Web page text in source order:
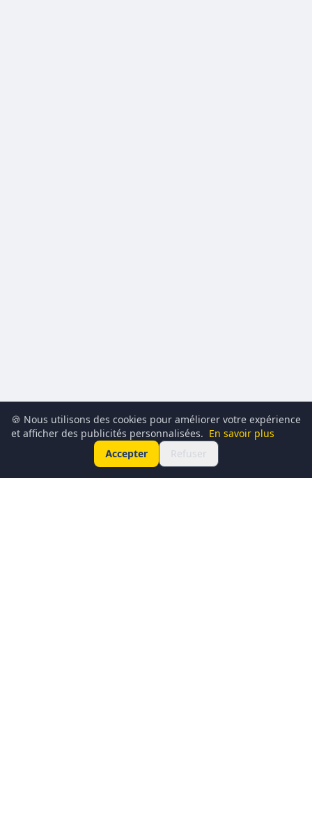
🍪 Nous utilisons des cookies pour améliorer votre expérience
et afficher des publicités personnalisées. En savoir plus
Accepter
Refuser